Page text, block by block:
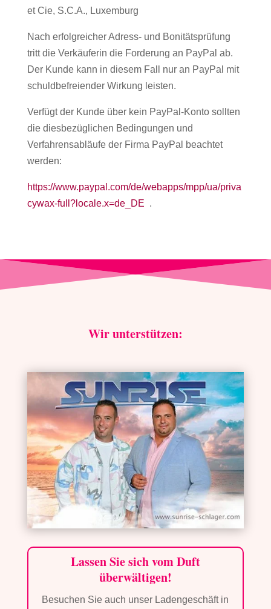
et Cie, S.C.A., Luxemburg
Nach erfolgreicher Adress- und Bonitätsprüfung
tritt die Verkäuferin die Forderung an PayPal ab.
Der Kunde kann in diesem Fall nur an PayPal mit
schuldbefreiender Wirkung leisten.
Verfügt der Kunde über kein PayPal-Konto sollten
die diesbezüglichen Bedingungen und
Verfahrensabläufe der Firma PayPal beachtet
werden:
https://www.paypal.com/de/webapps/mpp/ua/priva
cywax-full?locale.x=de_DE .
Wir unterstützen:
Lassen Sie sich vom Duft
überwältigen!
Besuchen Sie auch unser Ladengeschäft in